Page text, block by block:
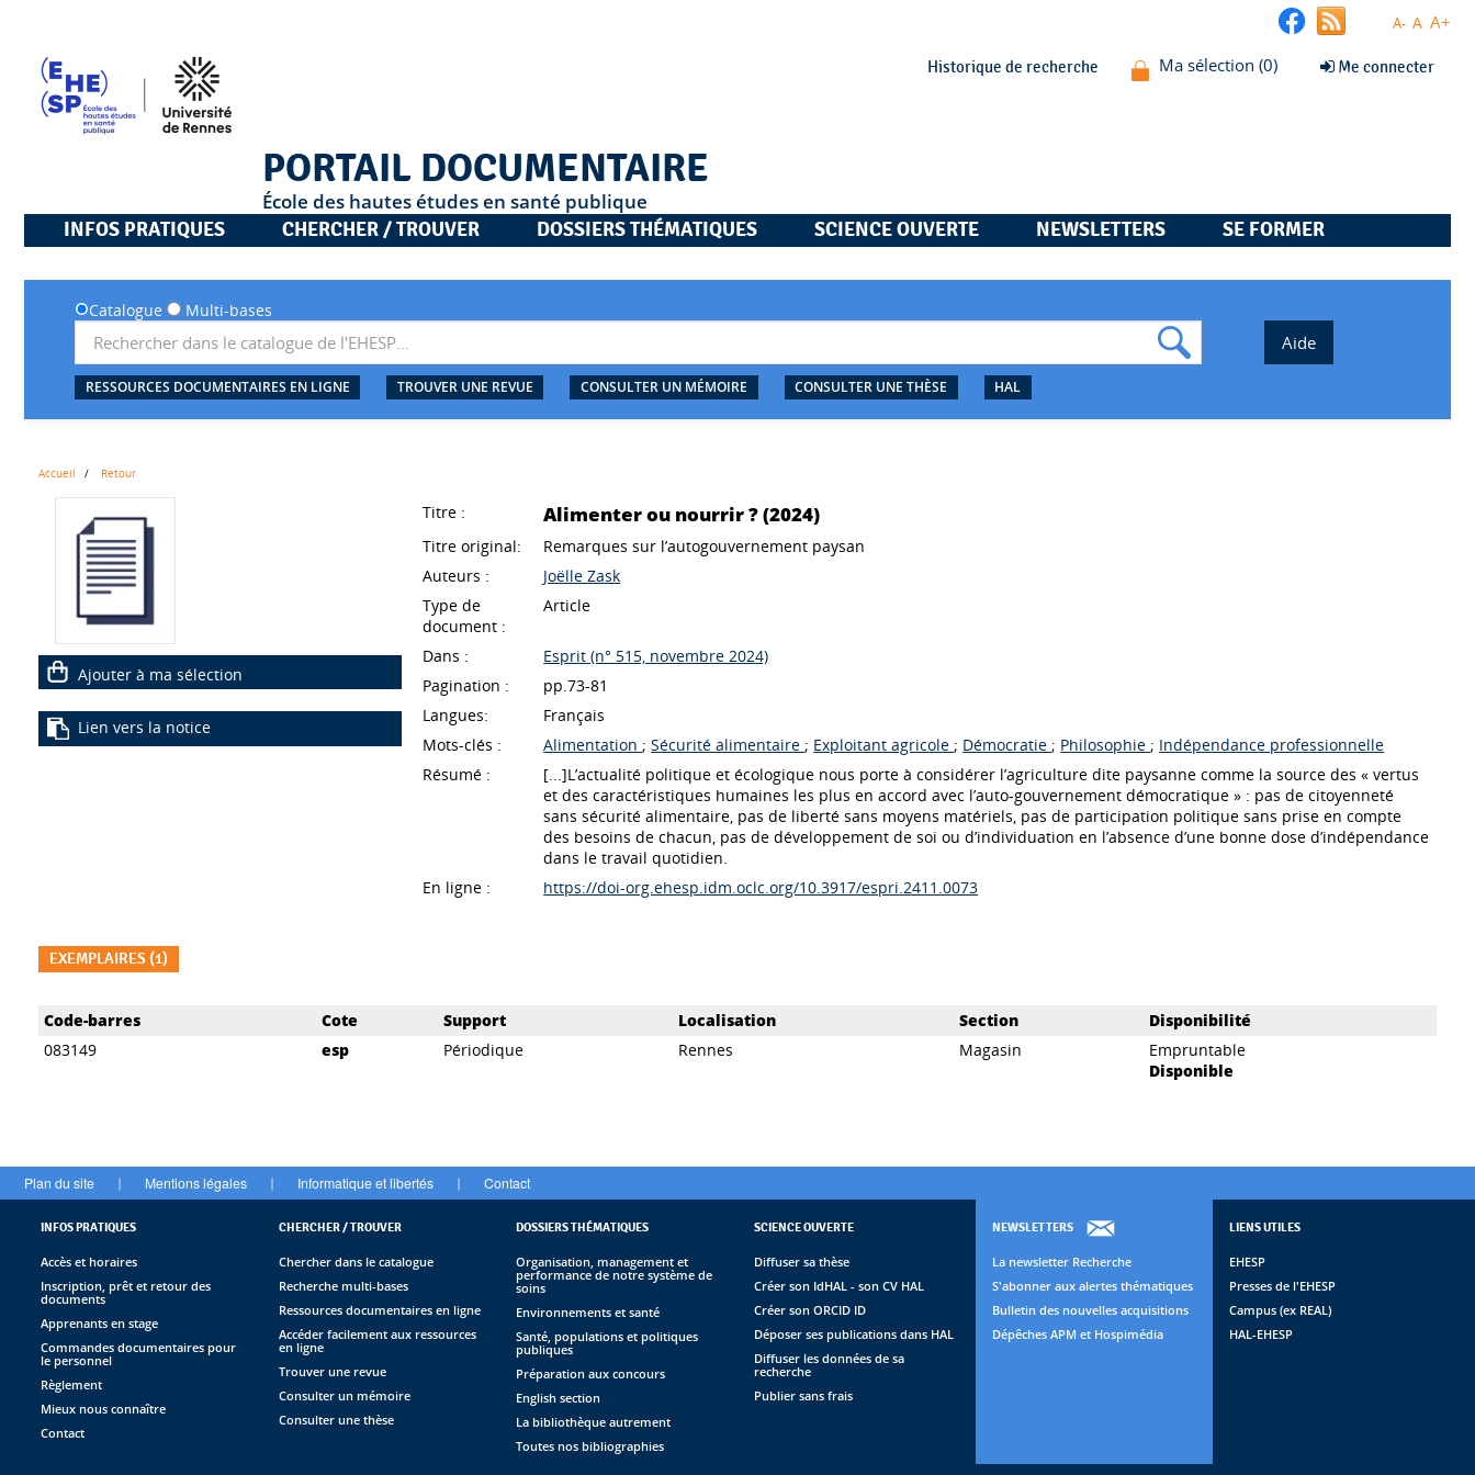
A- A A+
Historique de recherche Me connecter
PORTAIL DOCUMENTAIRE
École des hautes études en santé publique
INFOS PRATIQUES
CHERCHER / TROUVER DOSSIERS THÉMATIQUES SCIENCE OUVERTE NEWSLETTERS SE FORMER
Catalogue Multi-bases
RESSOURCES DOCUMENTAIRES EN LIGNE TROUVER UNE REVUE CONSULTER UN MÉMOIRE CONSULTER UNE THÈSE HAL
Accueil Retour
Ajouter à ma sélection
Lien vers la notice
Titre : Alimenter ou nourrir ? (2024)
Titre original:
Remarques sur l’autogouvernement paysan
Auteurs :
Joëlle Zask
Type de
document :
Article
Dans :
Esprit (n° 515, novembre 2024)
Pagination :
pp.73-81
Langues:
Français
Mots-clés :
Alimentation ; Sécurité alimentaire ; Exploitant agricole ; Démocratie ; Philosophie ; Indépendance professionnelle
Résumé :
[...]L’actualité politique et écologique nous porte à considérer l’agriculture dite paysanne comme la source des « vertus
et des caractéristiques humaines les plus en accord avec l’auto-gouvernement démocratique » : pas de citoyenneté
sans sécurité alimentaire, pas de liberté sans moyens matériels, pas de participation politique sans prise en compte
des besoins de chacun, pas de développement de soi ou d’individuation en l’absence d’une bonne dose d’indépendance
dans le travail quotidien.
En ligne :
https://doi-org.ehesp.idm.oclc.org/10.3917/espri.2411.0073
EXEMPLAIRES (1)
Liste des exemplaires
Code-barres Cote Support Localisation Section
Disponibilité
083149
esp Périodique Rennes Magasin
Empruntable
Disponible
Plan du site | Mentions légales | Informatique et libertés | Contact
INFOS PRATIQUES
Accès et horaires
Inscription, prêt et retour des
documents
Apprenants en stage
Commandes documentaires pour
le personnel
Règlement
Mieux nous connaître
Contact
CHERCHER / TROUVER
Chercher dans le catalogue
Recherche multi-bases
Ressources documentaires en ligne
Accéder facilement aux ressources
en ligne
Trouver une revue
Consulter un mémoire
Consulter une thèse
DOSSIERS THÉMATIQUES
Organisation, management et
performance de notre système de
soins
Environnements et santé
Santé, populations et politiques
publiques
Préparation aux concours
English section
La bibliothèque autrement
Toutes nos bibliographies
SCIENCE OUVERTE
Diffuser sa thèse
Créer son IdHAL - son CV HAL
Créer son ORCID ID
Déposer ses publications dans HAL
Diffuser les données de sa
recherche
Publier sans frais
NEWSLETTERS
La newsletter Recherche
S'abonner aux alertes thématiques
Bulletin des nouvelles acquisitions
Dépêches APM et Hospimédia
LIENS UTILES
EHESP
Presses de l'EHESP
Campus (ex REAL)
HAL-EHESP